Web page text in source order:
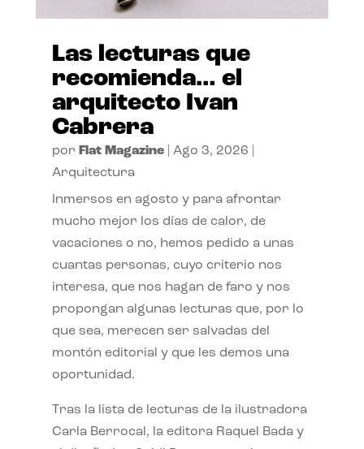
Las lecturas que
recomienda… el
arquitecto Ivan
Cabrera
por Flat Magazine| Ago 3, 2026
Arquitectura
Inmersos en agosto y para afrontar
mucho mejor los días de calor, de
vacaciones o no, hemos pedido a unas
cuantas personas, cuyo criterio nos
interesa, que nos hagan de faro y nos
propongan algunas lecturas que, por lo
que sea, merecen ser salvadas del
montón editorial y que les demos una
oportunidad.
Tras la lista de lecturas de la ilustradora
Carla Berrocal, la editora Raquel Bada y